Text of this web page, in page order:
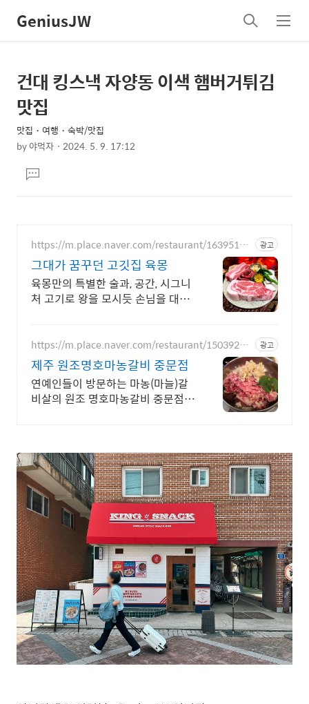
GeniusJW
검
색
메
뉴
상
세
컨
텐
본
문
제
목
건대 킹스낵 자양동 이색 햄버거튀김
맛집
맛집・여행・숙박/맛집
by야먹자 2024. 5. 9. 17:12
문댓
글
https://m.place.naver.com/restaurant/16395160 광고
그대가 꿈꾸던 고깃집 육몽
육몽만의 특별한 술과, 공간, 시그니
처 고기로 왕을 모시듯 손님을 대접
https://m.place.naver.com/restaurant/15039274
51
광고
제주 원조명호마농갈비 중문점
연예인들이 방문하는 마농(마늘)갈
비살의 원조 명호마농갈비 중문점입